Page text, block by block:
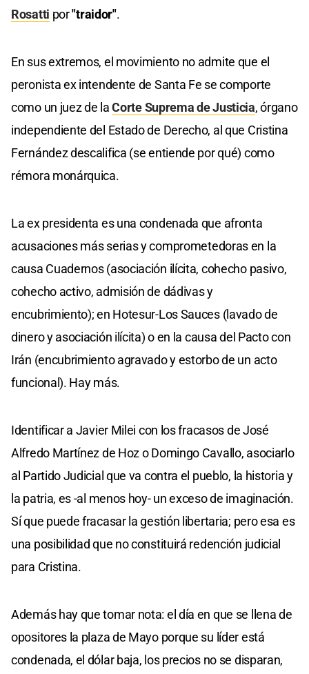
Rosatti por"traidor".
En sus extremos, el movimiento no admite que el
peronista ex intendente de Santa Fe se comporte
como un juez de laCorte Suprema de Justicia, órgano
independiente del Estado de Derecho, al que Cristina
Fernández descalifica (se entiende por qué) como
rémora monárquica.
La ex presidenta es una condenada que afronta
acusaciones más serias y comprometedoras en la
causa Cuadernos (asociación ilícita, cohecho pasivo,
cohecho activo, admisión de dádivas y
encubrimiento); en Hotesur-Los Sauces (lavado de
dinero y asociación ilícita) o en la causa del Pacto con
Irán (encubrimiento agravado y estorbo de un acto
funcional). Hay más.
Identificar a Javier Milei con los fracasos de José
Alfredo Martínez de Hoz o Domingo Cavallo, asociarlo
al Partido Judicial que va contra el pueblo, la historia y
la patria, es -al menos hoy- un exceso de imaginación.
Sí que puede fracasar la gestión libertaria; pero esa es
una posibilidad que no constituirá redención judicial
para Cristina.
Además hay que tomar nota: el día en que se llena de
opositores la plaza de Mayo porque su líder está
condenada, el dólar baja, los precios no se disparan,